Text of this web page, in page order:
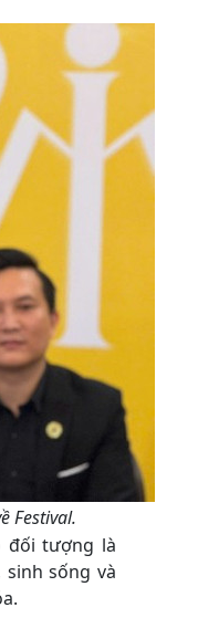
Festival.
đối tượng là
sống và